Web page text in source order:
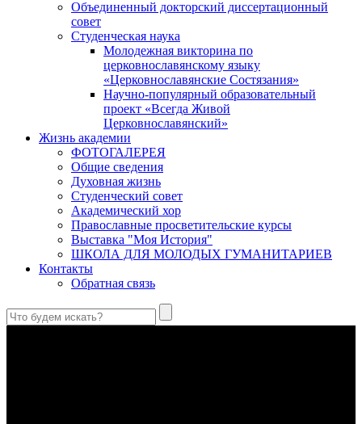
Объединенный докторский диссертационный
совет
Студенческая наука
Молодежная викторина по
церковнославянскому языку
«Церковнославянские Состязания»
Научно-популярный образовательный
проект «Всегда Живой
Церковнославянский»
Жизнь академии
ФОТОГАЛЕРЕЯ
Общие сведения
Духовная жизнь
Студенческий совет
Академический хор
Православные просветительские курсы
Выставка "Моя История"
ШКОЛА ДЛЯ МОЛОДЫХ ГУМАНИТАРИЕВ
Контакты
Обратная связь